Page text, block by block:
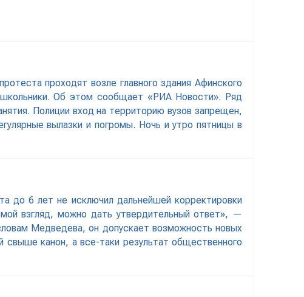
проходят возле главного здания Афинского
Об этом сообщает «РИА Новости». Ряд
Полиции вход на территорию вузов запрещен,
вылазки и погромы. Ночь и утро пятницы в
до 6 лет не исключил дальнейшей корректировки
взгляд, можно дать утвердительный ответ», —
Медведева, он допускает возможность новых
канон, а все-таки результат общественного